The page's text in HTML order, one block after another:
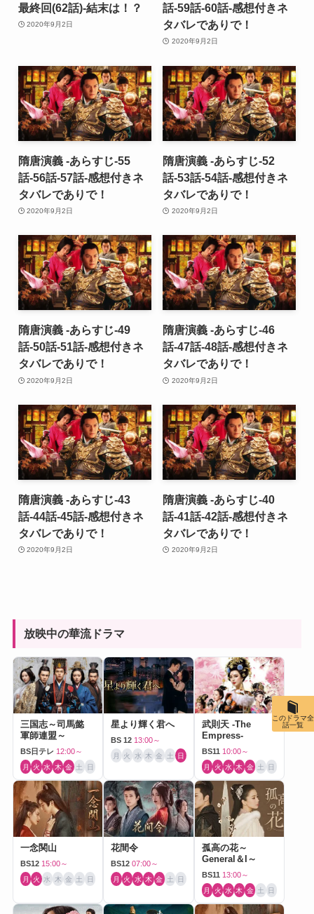
最終回(62話)-結末は！？
2020年9月2日
話-59話-60話-感想付きネ
タバレでありで！
2020年9月2日
隋唐演義 -あらすじ-55
話-56話-57話-感想付きネ
タバレでありで！
2020年9月2日
隋唐演義 -あらすじ-52
話-53話-54話-感想付きネ
タバレでありで！
2020年9月2日
隋唐演義 -あらすじ-49
話-50話-51話-感想付きネ
タバレでありで！
2020年9月2日
隋唐演義 -あらすじ-46
話-47話-48話-感想付きネ
タバレでありで！
2020年9月2日
隋唐演義 -あらすじ-43
話-44話-45話-感想付きネ
タバレでありで！
2020年9月2日
隋唐演義 -あらすじ-40
話-41話-42話-感想付きネ
タバレでありで！
2020年9月2日
放映中の華流ドラマ
三国志～司馬懿
軍師連盟～
BS日テレ 12:00～
月 火 水 木 金 土 日
星より輝く君へ
BS 12 13:00～
月 火 水 木 金 土 日
武則天 -The
Empress-
BS11 10:00～
月 火 水 木 金 土 日
一念関山
BS12 15:00～
月 火 水 木 金 土 日
花間令
BS12 07:00～
月 火 水 木 金 土 日
孤高の花～
General＆I～
BS11 13:00～
月 火 水 木 金 土 日
このドラマ全
話一覧